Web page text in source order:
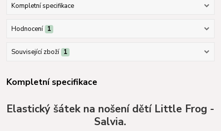
Kompletní specifikace
Hodnocení 1
Související zboží 1
Kompletní specifikace
Elastický šátek na nošení dětí Little Frog -
Salvia.